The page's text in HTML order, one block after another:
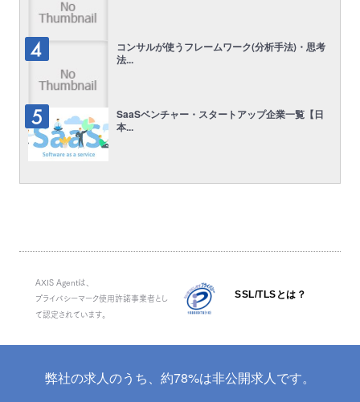
コンサルが使うフレームワーク(分析手法)・思考
法...
SaaSベンチャー・スタートアップ企業一覧【日
本...
AXIS Agentは、
プライバシーマーク使用許諾事業者とし
て認定されています。
SSL/TLSとは？
弊社の求人のうち、約78%は非公開求人です。